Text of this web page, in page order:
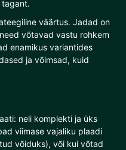
tagant.
väärtus. Jadad on
võtavad vastu rohkem
enamikus variantides
ja võimsad, kuid
neli komplekti ja üks
viimase vajaliku plaadi
võiduks), või kui võtad